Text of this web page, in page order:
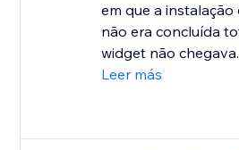
em que a
não era concluída
widget não
Leer más